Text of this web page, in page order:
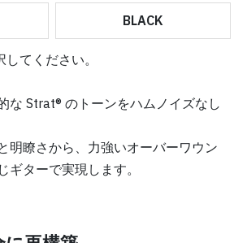
BLACK
てください。
な Strat® のトーンをハムノイズなし
明瞭さから、力強いオーバーワウン
ギターで実現します。